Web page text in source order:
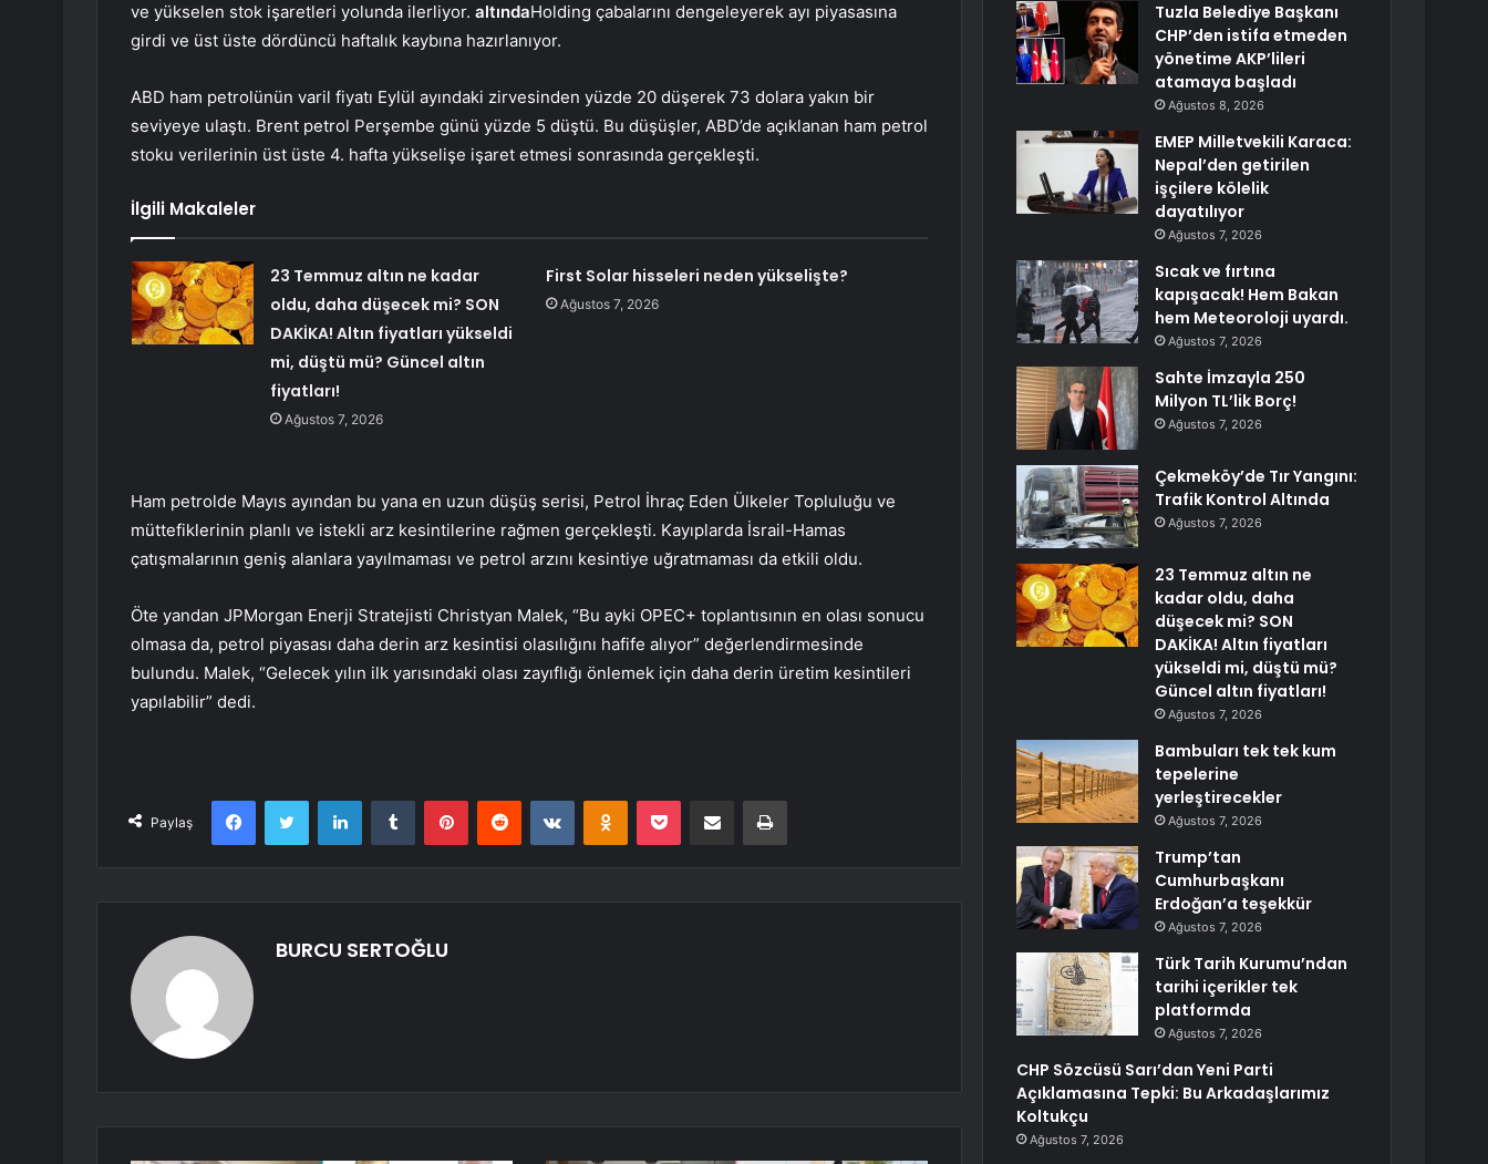
ve yükselen stok işaretleri yolunda ilerliyor. altındaHolding çabalarını dengeleyerek ayı piyasasına
girdi ve üst üste dördüncü haftalık kaybına hazırlanıyor.
ABD ham petrolünün varil fiyatı Eylül ayındaki zirvesinden yüzde 20 düşerek 73 dolara yakın bir
seviyeye ulaştı. Brent petrol Perşembe günü yüzde 5 düştü. Bu düşüşler, ABD’de açıklanan ham petrol
stoku verilerinin üst üste 4. hafta yükselişe işaret etmesi sonrasında gerçekleşti.
İlgili Makaleler
23 Temmuz altın ne kadar
oldu, daha düşecek mi? SON
DAKİKA! Altın fiyatları yükseldi
mi, düştü mü? Güncel altın
fiyatları!
Ağustos 7, 2026
First Solar hisseleri neden yükselişte?
Ağustos 7, 2026
Ham petrolde Mayıs ayından bu yana en uzun düşüş serisi, Petrol İhraç Eden Ülkeler Topluluğu ve
müttefiklerinin planlı ve istekli arz kesintilerine rağmen gerçekleşti. Kayıplarda İsrail-Hamas
çatışmalarının geniş alanlara yayılmaması ve petrol arzını kesintiye uğratmaması da etkili oldu.
Öte yandan JPMorgan Enerji Stratejisti Christyan Malek, “Bu ayki OPEC+ toplantısının en olası sonucu
olmasa da, petrol piyasası daha derin arz kesintisi olasılığını hafife alıyor” değerlendirmesinde
bulundu. Malek, “Gelecek yılın ilk yarısındaki olası zayıflığı önlemek için daha derin üretim kesintileri
yapılabilir” dedi.
Paylaş
FacebookTwitter LinkedInTumblr PinterestReddit VKontakteOdnoklassniki
Pocket E-Posta ile paylaş Yazdır
BURCU SERTOĞLU
Tuzla Belediye Başkanı
CHP’den istifa etmeden
yönetime AKP’lileri
atamaya başladı
Ağustos 8, 2026
EMEP Milletvekili Karaca:
Nepal’den getirilen
işçilere kölelik
dayatılıyor
Ağustos 7, 2026
Sıcak ve fırtına
kapışacak! Hem Bakan
hem Meteoroloji uyardı.
Ağustos 7, 2026
Sahte İmzayla 250
Milyon TL’lik Borç!
Ağustos 7, 2026
Çekmeköy’de Tır Yangını:
Trafik Kontrol Altında
Ağustos 7, 2026
23 Temmuz altın ne
kadar oldu, daha
düşecek mi? SON
DAKİKA! Altın fiyatları
yükseldi mi, düştü mü?
Güncel altın fiyatları!
Ağustos 7, 2026
Bambuları tek tek kum
tepelerine
yerleştirecekler
Ağustos 7, 2026
Trump’tan
Cumhurbaşkanı
Erdoğan’a teşekkür
Ağustos 7, 2026
Türk Tarih Kurumu’ndan
tarihi içerikler tek
platformda
Ağustos 7, 2026
CHP Sözcüsü Sarı’dan Yeni Parti
Açıklamasına Tepki: Bu Arkadaşlarımız
Koltukçu
Ağustos 7, 2026